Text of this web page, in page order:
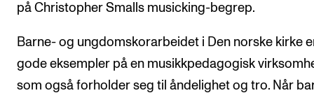
på Christopher Smalls musicking-begrep.
Barne- og ungdomskorarbeidet i Den norske kirke
gode eksempler på en musikkpedagogisk
som også forholder seg til åndelighet og tro. Når